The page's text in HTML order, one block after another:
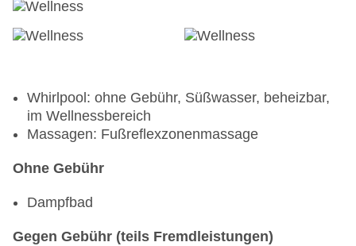
Whirlpool: ohne Gebühr, Süßwasser, beheizbar,
im Wellnessbereich
Massagen: Fußreflexzonenmassage
Ohne Gebühr
Dampfbad
Gegen Gebühr (teils Fremdleistungen)